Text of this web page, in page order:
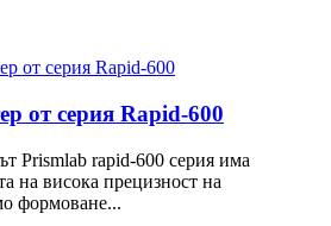
от серия Rapid-600
Prismlab rapid-600 серия има
на висока прецизност на
формоване...